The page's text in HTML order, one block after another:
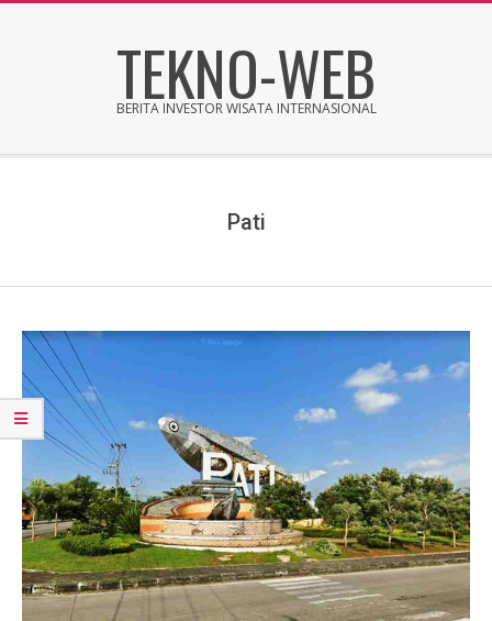
TEKNO-WEB
BERITA INVESTOR WISATA INTERNASIONAL
Pati